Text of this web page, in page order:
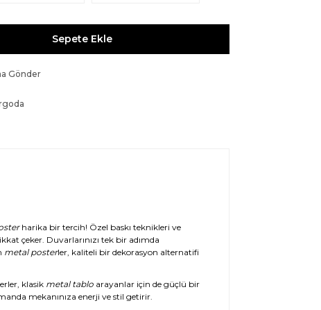
Sepete Ekle
Gönder
harika bir tercih! Özel baskı teknikleri ve
çeker. Duvarlarınızı tek bir adımda
metal posterler, kaliteli bir dekorasyon alternatifi
klasik metal tabloarayanlar için de güçlü bir
mekanınıza enerji ve stil getirir.